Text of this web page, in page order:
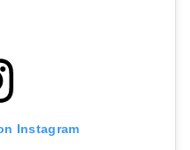
Instagram